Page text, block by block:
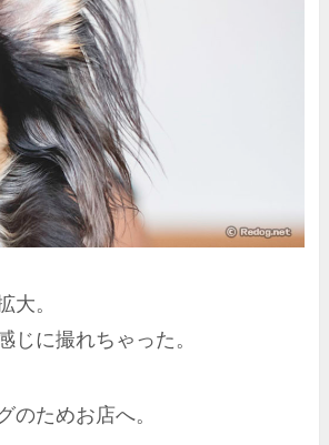
大。
じに撮れちゃった。
のためお店へ。